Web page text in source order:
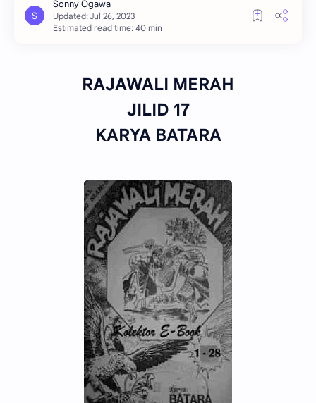
Estimated read time: 40 min
RAJAWALI MERAH
JILID 17
KARYA BATARA